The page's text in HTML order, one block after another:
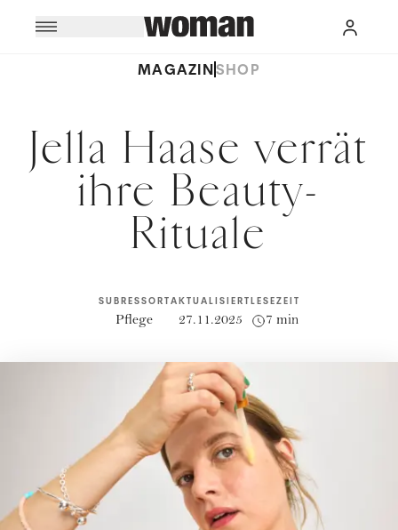
MAGAZINSHOP
Jella Haase verrät
ihre Beauty-
Rituale
SUBRESSORT
Pflege
AKTUALISIERT
27.11.2025
LESEZEIT
7 min